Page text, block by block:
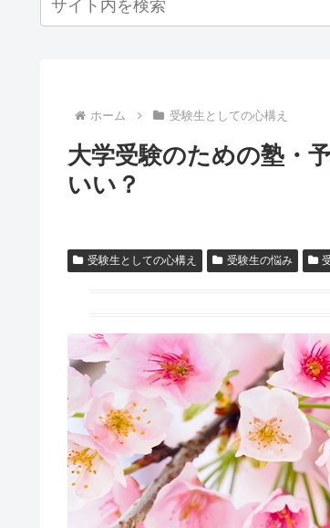
ホーム 受験生としての心構え
大学受験のための塾・
いい？
受験生としての心構え 受験生の悩み